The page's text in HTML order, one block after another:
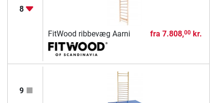
8
FitWood ribbevæg Aarni fra 7.808,00kr.
9